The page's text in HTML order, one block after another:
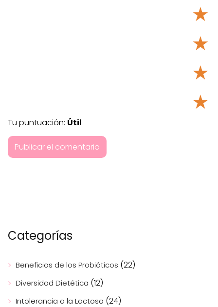
★
★
★
★
Tu puntuación: Útil
Categorías
Beneficios de los Probióticos (22)
Diversidad Dietética (12)
Intolerancia a la Lactosa (24)